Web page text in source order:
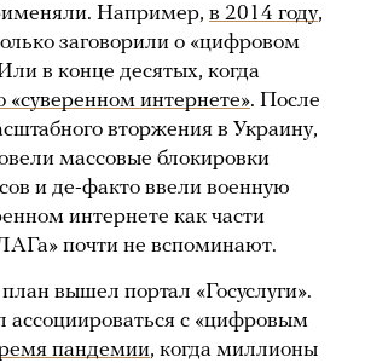
Например, в 2014 году,
заговорили о «цифровом
в конце десятых, когда
«суверенном интернете». После
вторжения в Украину,
массовые блокировки
и де-факто ввели военную
интернете как части
почти не вспоминают.
вышел портал «Госуслуги».
ассоциироваться с «цифровым
пандемии, когда миллионы